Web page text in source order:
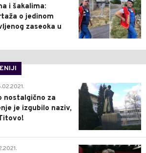
i šakalima:
o jedinom
zaseoka u
4
nostalgično za
je izgubilo naziv,
1